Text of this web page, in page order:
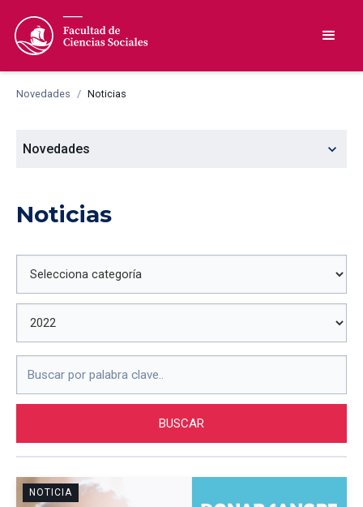
Novedades / Noticias
Novedades expand_more
Noticias
NOTICIA